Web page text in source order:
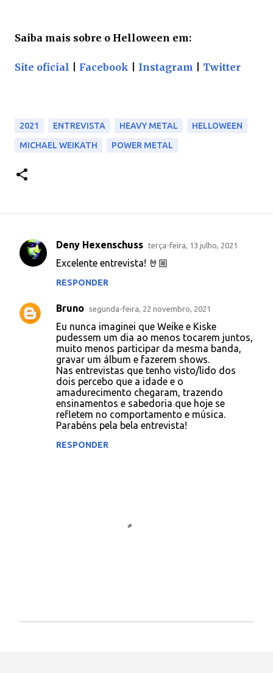
Saiba mais sobre o Helloween em:
Site oficial Facebook Instagram Twitter
2021 ENTREVISTA HEAVY METAL
HELLOWEEN
MICHAEL WEIKATH
POWER METAL
C
e
n
Deny Hexenschuss terça-feira, 13 julho, 2021
Excelente entrevista! 🤘🏼
RESPONDER
Bruno segunda-feira, 22 novembro, 2021
Eu nunca imaginei que Weike e Kiske
pudessem um dia ao menos tocarem juntos,
muito menos participar da mesma banda,
gravar um álbum e fazerem shows.
Nas entrevistas que tenho visto/lido dos
dois percebo que a idade e o
amadurecimento chegaram, trazendo
ensinamentos e sabedoria que hoje se
refletem no comportamento e música.
Parabéns pela bela entrevista!
RESPONDER